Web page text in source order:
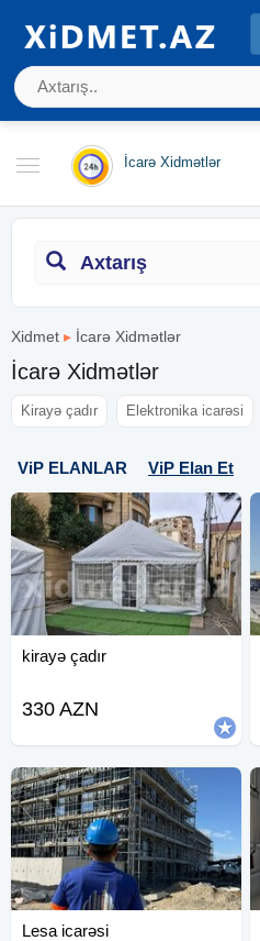
İcarə Xidmətlər
Axtarış
Xidmet ▸ İcarə Xidmətlər
İcarə Xidmətlər
Kirayə çadır Elektronika icarəsi
ViP ELANLAR ViP Elan Et
kirayə çadır
330 AZN
Lesa icarəsi